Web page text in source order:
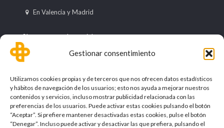
Gestionar consentimiento
Utilizamos cookies propias y de terceros que nos ofrecen datos estadísticos
y hábitos de navegación de los usuarios; esto nos ayuda a mejorar nuestros
contenidos y servicios, incluso mostrar publicidad relacionada con las
preferencias de los usuarios. Puede activar estas cookies pulsando el botón
“Aceptar”. Si prefiere mantener desactivadas estas cookies, pulse el botón
“Denegar”. Incluso puede activar y desactivar las que prefiera, pulsando el
En Valencia y Madrid
Síguenos en redes sociales